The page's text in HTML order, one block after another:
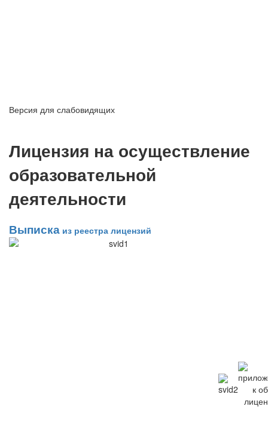
Версия для слабовидящих
Лицензия на осуществление
образовательной
деятельности
Выписка из реестра лицензий